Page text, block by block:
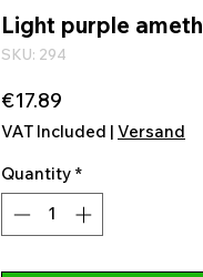
Light purple
SKU: 294
€17.89
VAT Included | Versand
Quantity *